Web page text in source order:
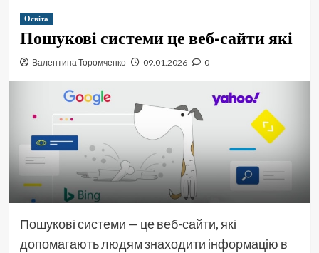
Освіта
Пошукові системи це веб-сайти які
Валентина Торомченко 09.01.2026 0
Пошукові системи — це веб-сайти, які
допомагають людям знаходити інформацію в